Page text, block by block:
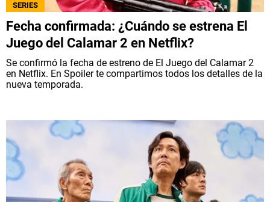
SERIES
Fecha confirmada: ¿Cuándo se estrena El
Juego del Calamar 2 en Netflix?
Se confirmó la fecha de estreno de El Juego del Calamar 2
en Netflix. En Spoiler te compartimos todos los detalles de la
nueva temporada.